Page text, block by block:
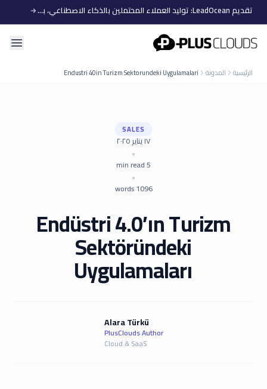
تقديم LeadOcean: توليد العملاء المحتملين بالذكاء الاصطناعي، بيانات منتقاة، توسع سهل
PlusClouds
الرئيسية المدونة Endustri 40in Turizm Sektorundeki Uygulamalari
SALES
١٧ يناير ٢٠٢٥
•
5
•
1096
words
Endüstri 4.0’ın Turizm
Sektöründeki
Uygulamaları
Alara Türkü
PlusClouds Author
Cloud & SaaS